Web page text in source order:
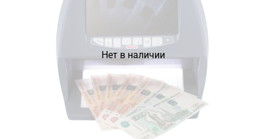
Нет в наличии